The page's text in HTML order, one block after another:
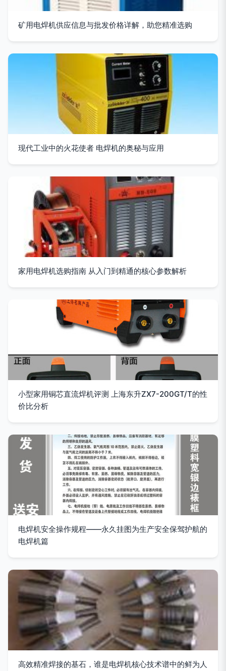
矿用电焊机供应信息与批发价格详解，助您精准选购
现代工业中的火花使者 电焊机的奥秘与应用
家用电焊机选购指南 从入门到精通的核心参数解析
小型家用铜芯直流焊机评测 上海东升ZX7-200GT/T的性
价比分析
电焊机安全操作规程——永久挂图为生产安全保驾护航的
电焊机篇
高效精准焊接的基石，谁是电焊机核心技术谱中的鲜为人